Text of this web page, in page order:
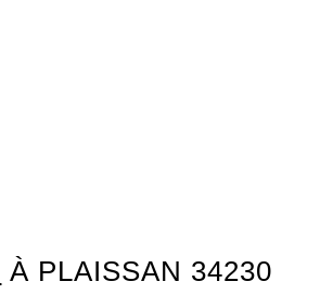
À PLAISSAN 34230